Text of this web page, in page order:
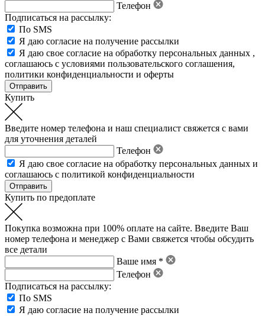
Телефон
Подписаться на рассылку:
По SMS
Я даю согласие на получение рассылки
Я даю свое согласие на обработку персональных данных ,
соглашаюсь с условиями пользовательского соглашения,
политики конфиденциальности и оферты
Купить
Введите номер телефона и наш специалист свяжется с вами
для уточнения деталей
Телефон
Я даю свое согласие на обработку персональных данных и
соглашаюсь с политикой конфиденциальности
Купить по предоплате
Покупка возможна при 100% оплате на сайте. Введите Ваш
номер телефона и менеджер с Вами свяжется чтобы обсудить
все детали
Ваше имя *
Телефон
Подписаться на рассылку:
По SMS
Я даю согласие на получение рассылки